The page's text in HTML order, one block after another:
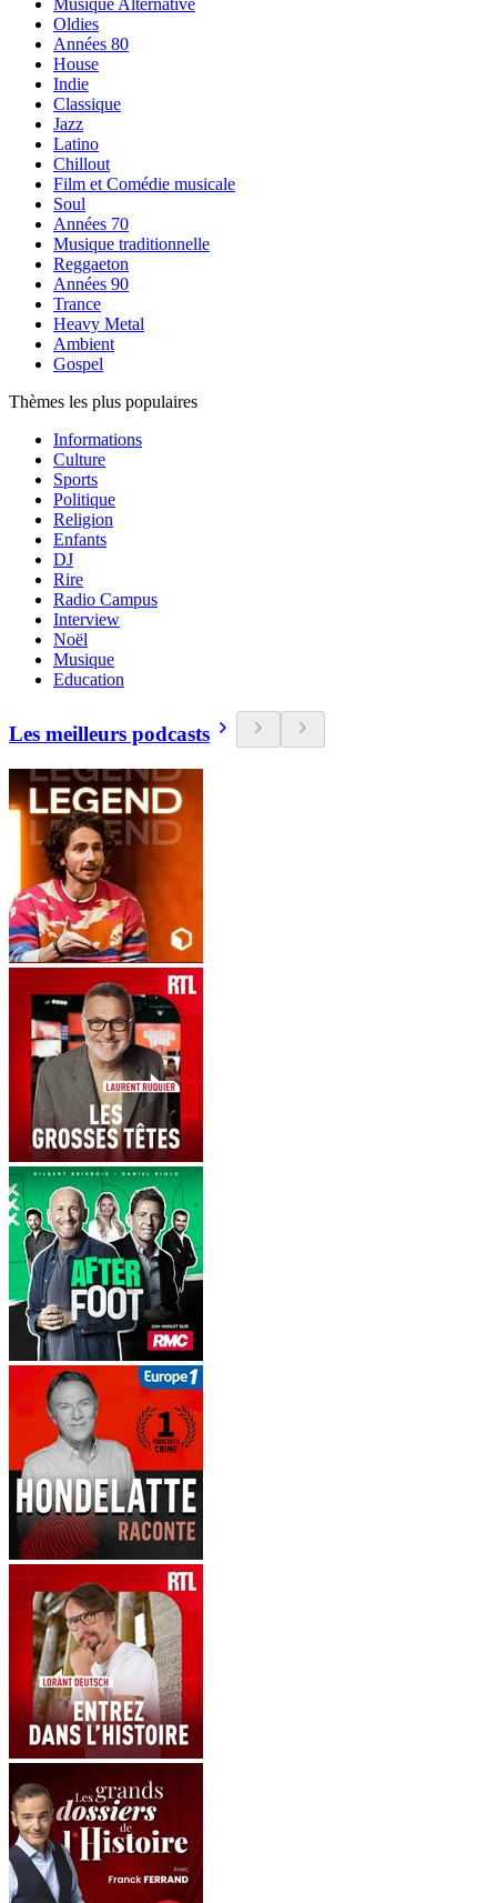
Musique Alternative
Oldies
Années 80
House
Indie
Classique
Jazz
Latino
Chillout
Film et Comédie musicale
Soul
Années 70
Musique traditionnelle
Reggaeton
Années 90
Trance
Heavy Metal
Ambient
Gospel
Thèmes les plus populaires
Informations
Culture
Sports
Politique
Religion
Enfants
DJ
Rire
Radio Campus
Interview
Noël
Musique
Education
Les meilleurs podcasts